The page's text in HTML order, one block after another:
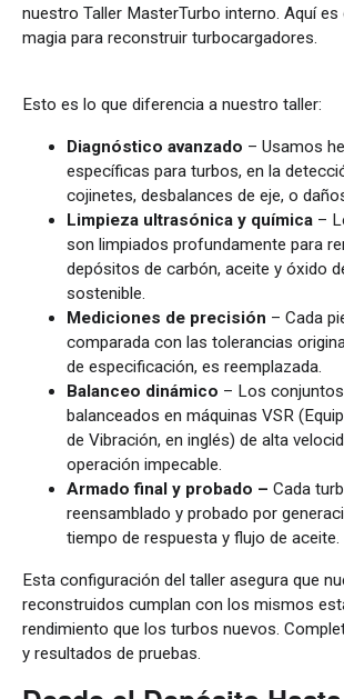
nuestro Taller MasterTurbo interno. Aquí
magia para reconstruir turbocargadores.
Esto es lo que diferencia a nuestro taller:
Diagnóstico avanzado – Usamos
específicas para turbos, en la
cojinetes, desbalances de eje, o
Limpieza ultrasónica y química –
son limpiados profundamente para
depósitos de carbón, aceite y óxido
sostenible.
Mediciones de precisión – Cada
comparada con las tolerancias
de especificación, es reemplazada.
Balanceo dinámico – Los
balanceados en máquinas VSR
de Vibración, en inglés) de alta
operación impecable.
Armado final y probado – Cada
reensamblado y probado por
tiempo de respuesta y flujo de aceite.
Esta configuración del taller asegura que
reconstruidos cumplan con los mismos
rendimiento que los turbos nuevos.
y resultados de pruebas.